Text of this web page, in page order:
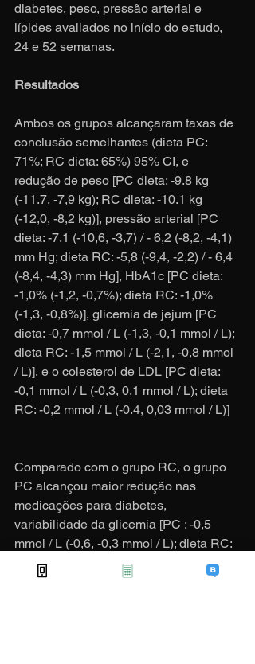
diabetes, peso, pressão arterial e
lípides avaliados no início do estudo,
24 e 52 semanas.
Resultados
Ambos os grupos alcançaram taxas de
conclusão semelhantes (dieta PC:
71%; RC dieta: 65%) 95% CI, e
redução de peso [PC dieta: -9.8 kg
(-11.7, -7,9 kg); RC dieta: -10.1 kg
(-12,0, -8,2 kg)], pressão arterial [PC
dieta: -7.1 (-10,6, -3,7) / - 6,2 (-8,2, -4,1)
mm Hg; dieta RC: -5,8 (-9,4, -2,2) / - 6,4
(-8,4, -4,3) mm Hg], HbA1c [PC dieta:
-1,0% (-1,2, -0,7%); dieta RC: -1,0%
(-1,3, -0,8%)], glicemia de jejum [PC
dieta: -0,7 mmol / L (-1,3, -0,1 mmol / L);
dieta RC: -1,5 mmol / L (-2,1, -0,8 mmol
/ L)], e o colesterol de LDL [PC dieta:
-0,1 mmol / L (-0,3, 0,1 mmol / L); dieta
RC: -0,2 mmol / L (-0.4, 0,03 mmol / L)]
Comparado com o grupo RC, o grupo
PC alcançou maior redução nas
medicações para diabetes,
variabilidade da glicemia [PC : -0,5
mmol / L (-0,6, -0,3 mmol / L); dieta RC:
-0,05 mmol / L (-0,2, -0,1 mmol / L); P =
0,003], e triglicerídeos [PC dieta: -0,4